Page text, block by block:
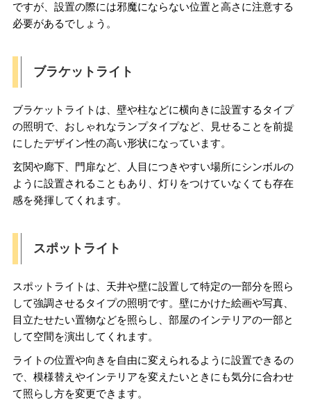
ですが、設置の際には邪魔にならない位置と高さに注意する
必要があるでしょう。
ブラケットライト
ブラケットライトは、壁や柱などに横向きに設置するタイプ
の照明で、おしゃれなランプタイプなど、見せることを前提
にしたデザイン性の高い形状になっています。
玄関や廊下、門扉など、人目につきやすい場所にシンボルの
ように設置されることもあり、灯りをつけていなくても存在
感を発揮してくれます。
スポットライト
スポットライトは、天井や壁に設置して特定の一部分を照ら
して強調させるタイプの照明です。壁にかけた絵画や写真、
目立たせたい置物などを照らし、部屋のインテリアの一部と
して空間を演出してくれます。
ライトの位置や向きを自由に変えられるように設置できるの
で、模様替えやインテリアを変えたいときにも気分に合わせ
て照らし方を変更できます。